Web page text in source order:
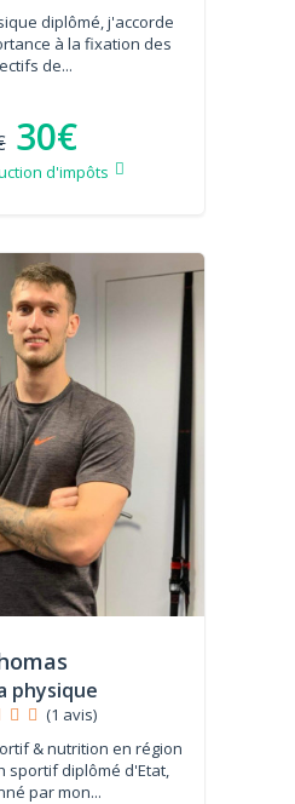
diplômé, j'accorde
à la fixation des
de...
30€
d'impôts
physique
(1 avis)
& nutrition en région
sportif diplômé d'Etat,
par mon...